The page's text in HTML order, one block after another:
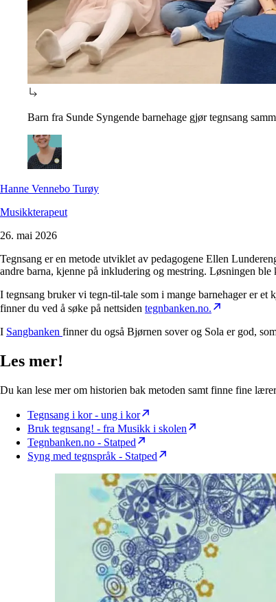
Barn fra Sunde Syngende barnehage gjør tegnsang
Hanne Vennebo Turøy
Musikkterapeut
26. mai 2026
Tegnsang er en metode utviklet av pedagogene Ellen
andre barna, kjenne på inkludering og mestring. Løsningen ble
I tegnsang bruker vi tegn-til-tale som i mange barnehager er et
finner du ved å søke på nettsiden tegnbanken.no.
I Sangbanken finner du også Bjørnen sover og Sola er god,
Les mer!
Du kan lese mer om historien bak metoden samt finne fine
Tegnsang i kor - ung i kor
Bruk tegnsang! - fra Musikk i skolen
Tegnbanken.no - Statped
Syng med tegnspråk - Statped